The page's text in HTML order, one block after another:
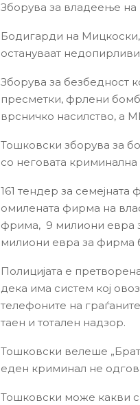
Зборува за владеење на
Бодигарди на
остануваат недопирливи
Зборува за безбедност
пресметки, фрлени
врсничко насилство, а
Тошковски зборува за
со неговата
161 тендер за
омилената фирма на
фрима, 9 милиони евра
милиони евра за фирма
Полицијата е
дека има систем кој
телефоните на
таен и тотален надзор.
Тошковски велеше
еден криминал не
Тошковски може какви